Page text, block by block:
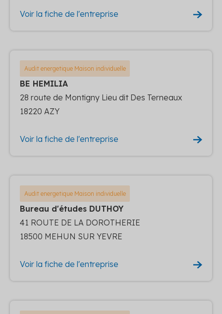
Voir la fiche de l'entreprise
Audit energetique Maison individuelle
BE HEMILIA
28 route de Montigny Lieu dit Des Terneaux
18220 AZY
Voir la fiche de l'entreprise
Audit energetique Maison individuelle
Bureau d'études DUTHOY
41 ROUTE DE LA DOROTHERIE
18500 MEHUN SUR YEVRE
Voir la fiche de l'entreprise